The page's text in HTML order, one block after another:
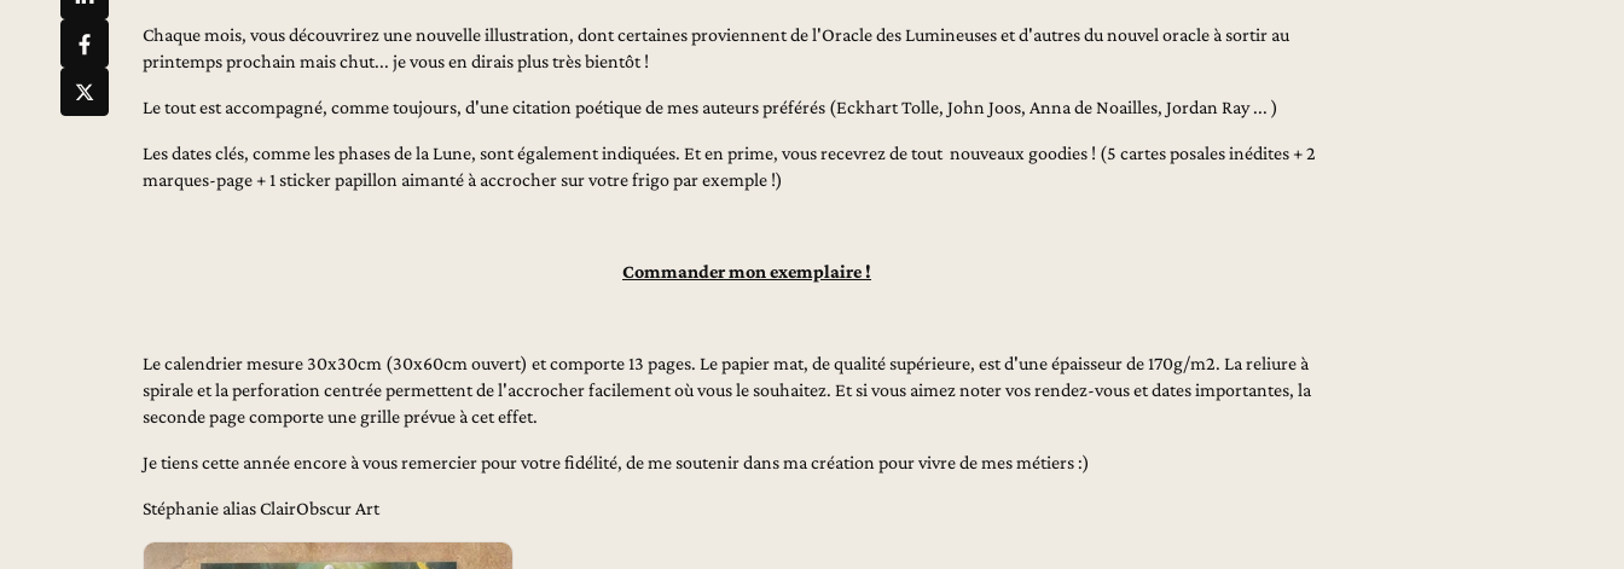
Chaque mois, vous découvrirez une nouvelle illustration, dont certaines proviennent de l'Oracle des Lumineuses et d'autres du nouvel oracle à sortir au
printemps prochain mais chut... je vous en dirais plus très bientôt !
Le tout est accompagné, comme toujours, d'une citation poétique de mes auteurs préférés (Eckhart Tolle, John Joos, Anna de Noailles, Jordan Ray ... )
Les dates clés, comme les phases de la Lune, sont également indiquées. Et en prime, vous recevrez de tout nouveaux goodies ! (5 cartes posales inédites + 2
marques-page + 1 sticker papillon aimanté à accrocher sur votre frigo par exemple !)
Commander mon exemplaire !
Le calendrier mesure 30x30cm (30x60cm ouvert) et comporte 13 pages. Le papier mat, de qualité supérieure, est d'une épaisseur de 170g/m2. La reliure à
spirale et la perforation centrée permettent de l'accrocher facilement où vous le souhaitez. Et si vous aimez noter vos rendez-vous et dates importantes, la
seconde page comporte une grille prévue à cet effet.
Je tiens cette année encore à vous remercier pour votre fidélité, de me soutenir dans ma création pour vivre de mes métiers :)
Stéphanie alias ClairObscur Art